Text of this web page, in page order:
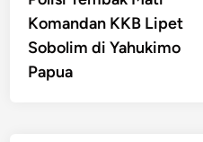
navigation
Komandan KKB Lipet
Sobolim di Yahukimo
Papua